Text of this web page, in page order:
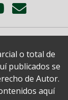
o total de
publicados se
de Autor.
aquí